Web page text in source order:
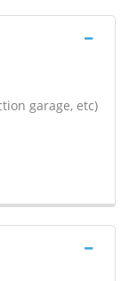
garage, etc)